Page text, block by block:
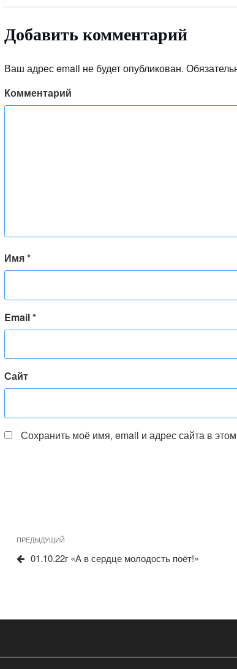
Добавить комментарий
Ваш адрес email не будет опубликован.
Комментарий
Имя*
Email*
Сайт
Сохранить моё имя, email и адрес сайта в
Навигация
по
Предыдущая
запись
ПРЕДЫДУЩИЙ
01.10.22г «А в сердце молодость поёт!»